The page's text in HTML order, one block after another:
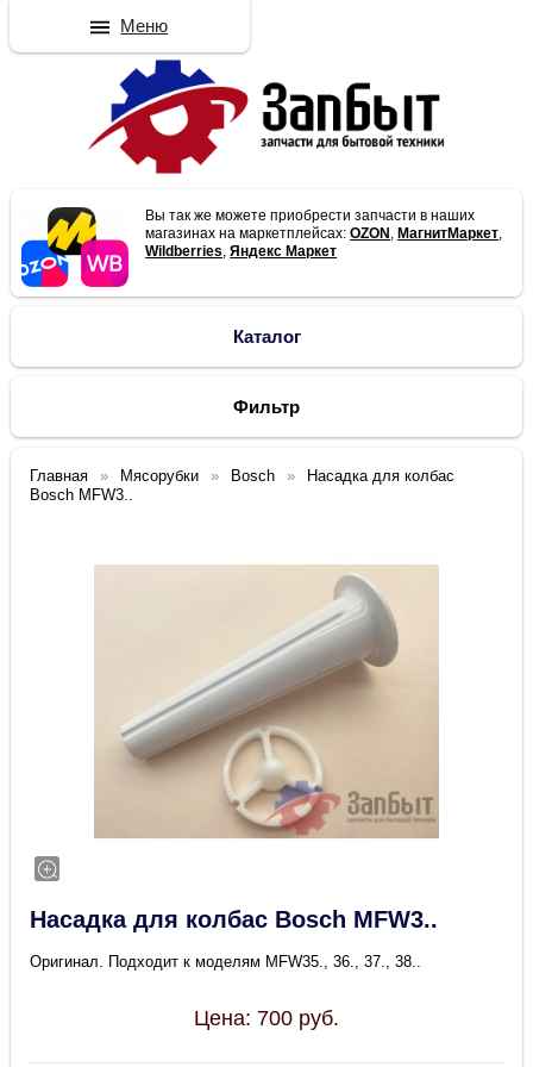
Вы так же можете приобрести запчасти в наших
магазинах на маркетплейсах:OZON , МагнитМаркет,
Wildberries,Яндекс Маркет
Каталог
Фильтр
Главная Мясорубки Bosch
Насадка для колбас
Bosch MFW3..
Насадка для колбас Bosch MFW3..
Оригинал. Подходит к моделям MFW35., 36., 37., 38..
Цена: 700 руб.
Меню